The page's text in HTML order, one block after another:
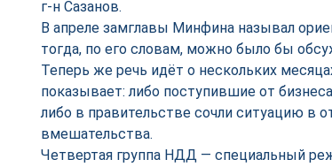
г-н Сазанов.
В апреле замглавы Минфина называл
тогда, по его словам, можно было бы
Теперь же речь идёт о нескольких
показывает: либо поступившие от
либо в правительстве сочли ситуацию в
вмешательства.
Четвертая группа НДД — специальный